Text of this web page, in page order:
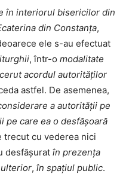
în interiorul bisericilor din
din Constanța,
ele s-au efectuat
, într-o modalitate
acordul autorităților
astfel. De asemenea,
a autorității pe
pe care ea o desfășoară
trecut cu vederea nici
desfășurat în prezența
ulterior, în spațiul public.